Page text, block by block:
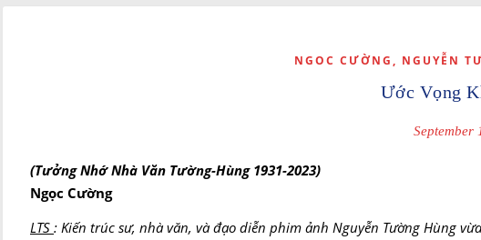
NGOC CƯỜNG, NGUYỄN
Ước Vọng
September
(Tưởng Nhớ Nhà Văn Tường-Hùng 1931-2023)
Ngọc Cường
LTS : Kiến trúc sư, nhà văn, và đạo diễn phim ảnh Nguyễn Tường Hùng